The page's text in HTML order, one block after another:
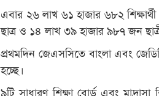
এবার ২৬ লাখ ৬১ হাজার ৬৮২
ছাত্র ও ১৪ লাখ ৩৯ হাজার ৯৮৭ জন
প্রথমদিন জেএসসিতে বাংলা এবং
হচ্ছে।
৯টি সাধারণ শিক্ষা বোর্ড এবং